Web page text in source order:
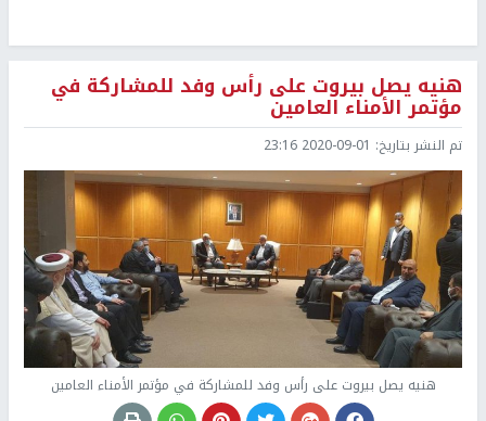
هنيه يصل بيروت على رأس وفد للمشاركة في
مؤتمر الأمناء العامين
تم النشر بتاريخ: 2020-09-01 23:16
هنيه يصل بيروت على رأس وفد للمشاركة في مؤتمر الأمناء العامين